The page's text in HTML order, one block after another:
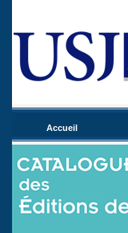
Accueil